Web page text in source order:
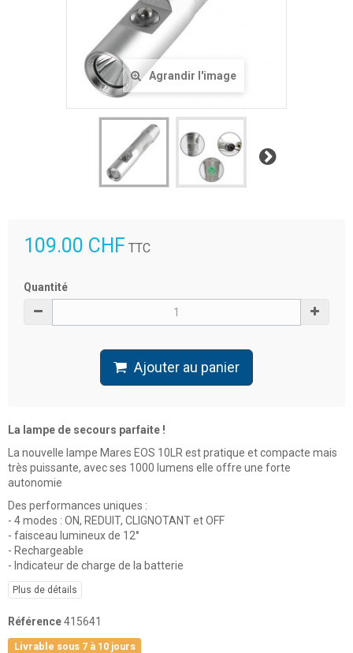
Agrandir l'image
Suivant
109.00 CHF TTC
Quantité
Ajouter au panier
La lampe de secours parfaite !
La nouvelle lampe Mares EOS 10LR est pratique et compacte mais
très puissante, avec ses 1000 lumens elle offre une forte
autonomie
Des performances uniques :
- 4 modes : ON, REDUIT, CLIGNOTANT et OFF
- faisceau lumineux de 12°
- Rechargeable
- Indicateur de charge de la batterie
Plus de détails
Référence415641
Livrable sous 7 à 10 jours